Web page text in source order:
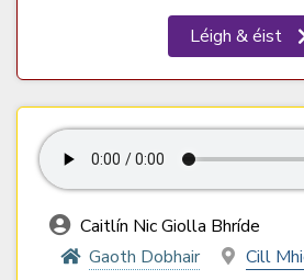
Léigh & éist
Caitlín Nic Giolla Bhríde
Gaoth Dobhair
Cill